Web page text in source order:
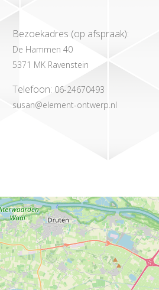
Bezoekadres (op afspraak):
De Hammen 40
5371 MK Ravenstein
Telefoon: 06-24670493
susan@element-ontwerp.nl